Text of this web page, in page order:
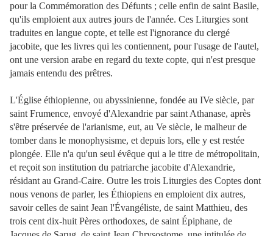
pour la Commémoration des Défunts ; celle enfin de saint Basile,
qu'ils emploient aux autres jours de l'année. Ces Liturgies sont
traduites en langue copte, et telle est l'ignorance du clergé
jacobite, que les livres qui les contiennent, pour l'usage de l'autel,
ont une version arabe en regard du texte copte, qui n'est presque
jamais entendu des prêtres.
L'Église éthiopienne, ou abyssinienne, fondée au IVe siècle, par
saint Frumence, envoyé d'Alexandrie par saint Athanase, après
s'être préservée de l'arianisme, eut, au Ve siècle, le malheur de
tomber dans le monophysisme, et depuis lors, elle y est restée
plongée. Elle n'a qu'un seul évêque qui a le titre de métropolitain,
et reçoit son institution du patriarche jacobite d'Alexandrie,
résidant au Grand-Caire. Outre les trois Liturgies des Coptes dont
nous venons de parler, les Éthiopiens en emploient dix autres,
savoir celles de saint Jean l'Évangéliste, de saint Matthieu, des
trois cent dix-huit Pères orthodoxes, de saint Épiphane, de